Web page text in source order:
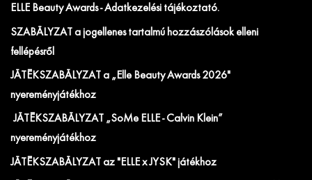
ELLE Beauty Awards - Adatkezelési tájékoztató.
SZABÁLYZAT a jogellenes tartalmú hozzászólások elleni
fellépésről
JÁTÉKSZABÁLYZAT a „Elle Beauty Awards 2026"
nyereményjátékhoz
JÁTÉKSZABÁLYZAT „SoMe ELLE - Calvin Klein”
nyereményjátékhoz
JÁTÉKSZABÁLYZAT az "ELLE x JYSK" játékhoz